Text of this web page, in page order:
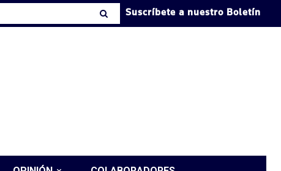
Suscríbete a nuestro Boletín